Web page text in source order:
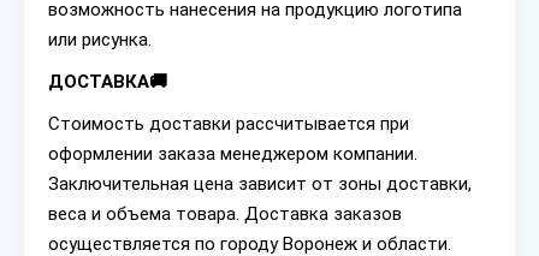
возможность нанесения на продукцию логотипа
или рисунка.
ДОСТАВКА🚚
Стоимость доставки рассчитывается при
оформлении заказа менеджером компании.
Заключительная цена зависит от зоны доставки,
веса и объема товара. Доставка заказов
осуществляется по городу Воронеж и области.